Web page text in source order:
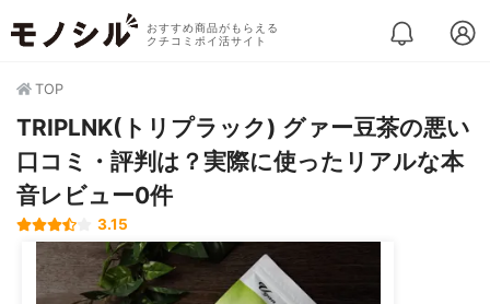
おすすめ商品がもらえる
クチコミポイ活サイト
TOP
TRIPLNK(トリプラック) グァー豆茶の悪い
口コミ・評判は？実際に使ったリアルな本
音レビュー0件
3.15